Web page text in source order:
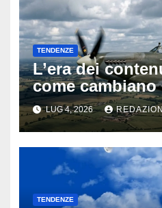
TENDENZE
L’era dei
come
attenzione
digitale
LUG 4, 2026
TENDENZE